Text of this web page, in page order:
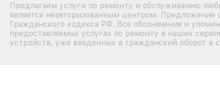
Предлагаем услуги по ремонту и обслуживанию
является неавторизованным центром.
Гражданского кодекса РФ. Все обозначения и
предоставляемых услугах по ремонту в наших
устройств, уже введенных в гражданский оборот в